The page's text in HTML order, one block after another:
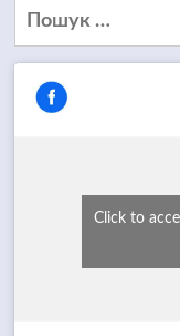
Пошук:
Click to